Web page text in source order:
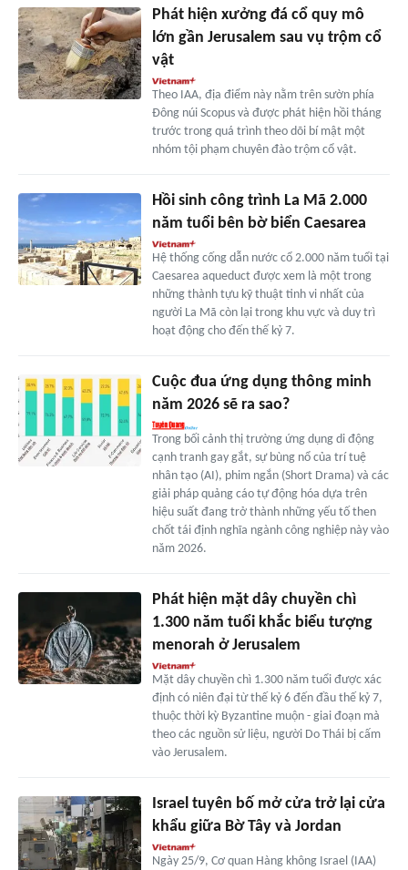
Phát hiện xưởng đá cổ quy mô
lớn gần Jerusalem sau vụ trộm cổ
vật
Theo IAA, địa điểm này nằm trên sườn phía
Đông núi Scopus và được phát hiện hồi tháng
trước trong quá trình theo dõi bí mật một
nhóm tội phạm chuyên đào trộm cổ vật.
Hồi sinh công trình La Mã 2.000
năm tuổi bên bờ biển Caesarea
Hệ thống cống dẫn nước cổ 2.000 năm tuổi tại
Caesarea aqueduct được xem là một trong
những thành tựu kỹ thuật tinh vi nhất của
người La Mã còn lại trong khu vực và duy trì
hoạt động cho đến thế kỷ 7.
Cuộc đua ứng dụng thông minh
năm 2026 sẽ ra sao?
Trong bối cảnh thị trường ứng dụng di động
cạnh tranh gay gắt, sự bùng nổ của trí tuệ
nhân tạo (AI), phim ngắn (Short Drama) và các
giải pháp quảng cáo tự động hóa dựa trên
hiệu suất đang trở thành những yếu tố then
chốt tái định nghĩa ngành công nghiệp này vào
năm 2026.
Phát hiện mặt dây chuyền chì
1.300 năm tuổi khắc biểu tượng
menorah ở Jerusalem
Mặt dây chuyền chì 1.300 năm tuổi được xác
định có niên đại từ thế kỷ 6 đến đầu thế kỷ 7,
thuộc thời kỳ Byzantine muộn - giai đoạn mà
theo các nguồn sử liệu, người Do Thái bị cấm
vào Jerusalem.
Israel tuyên bố mở cửa trở lại cửa
khẩu giữa Bờ Tây và Jordan
Ngày 25/9, Cơ quan Hàng không Israel (IAA)